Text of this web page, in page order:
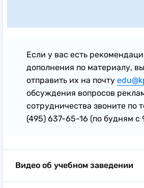
Если у вас есть
дополнения по материалу,
отправить их на почту
обсуждения вопросов
сотрудничества звоните по
(495) 637-65-16 (по будням с
Видео об учебном заведении